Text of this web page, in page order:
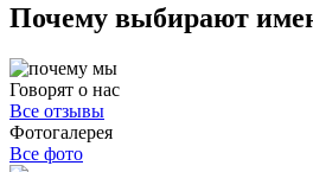
Почему выбирают
Говорят о нас
Все отзывы
Фотогалерея
Все фото